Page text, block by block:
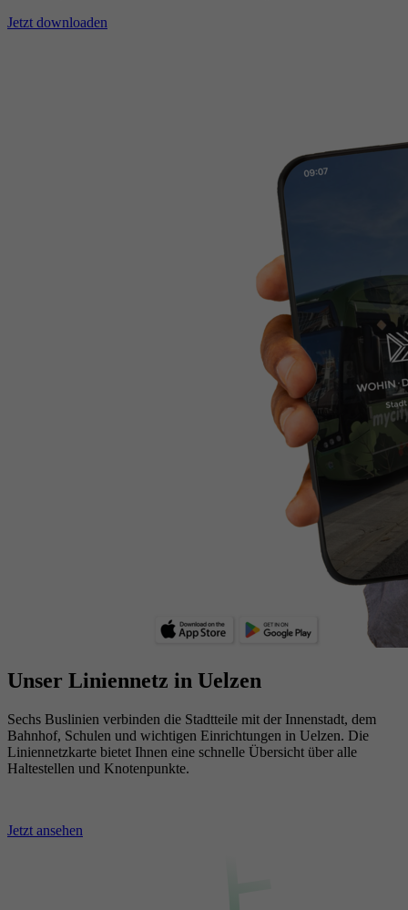
Jetzt downloaden
Unser Liniennetz in Uelzen
Sechs Buslinien verbinden die Stadtteile mit der Innenstadt, dem
Bahnhof, Schulen und wichtigen Einrichtungen in Uelzen. Die
Liniennetzkarte bietet Ihnen eine schnelle Übersicht über alle
Haltestellen und Knotenpunkte.
Jetzt ansehen